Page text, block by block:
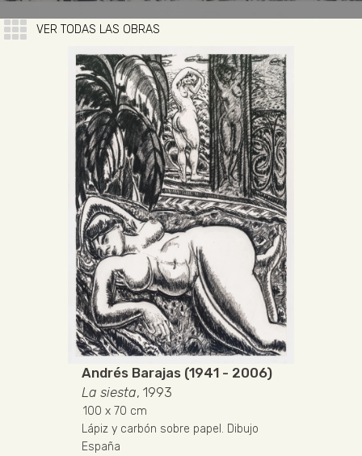
VER TODAS LAS OBRAS
Andrés Barajas (1941 - 2006)
La siesta, 1993
100 x 70 cm
Lápiz y carbón sobre papel . Dibujo
España